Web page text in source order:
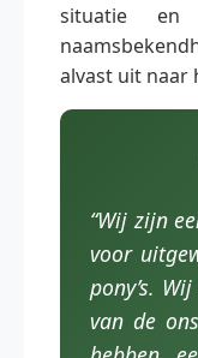
situatie
alvast uit naar
“Wij zijn
voor
pony’s.
van de